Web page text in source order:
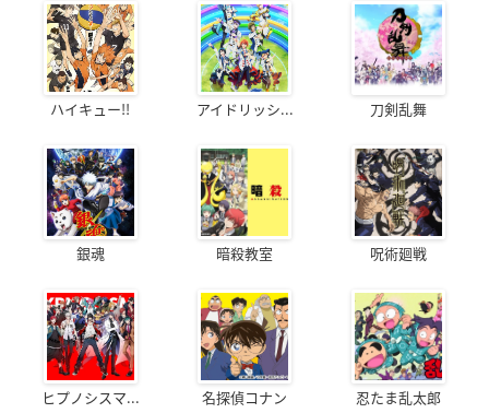
ハイキュー!! アイドリッシ... 刀剣乱舞
銀魂 暗殺教室 呪術廻戦
ヒプノシスマ... 名探偵コナン 忍たま乱太郎